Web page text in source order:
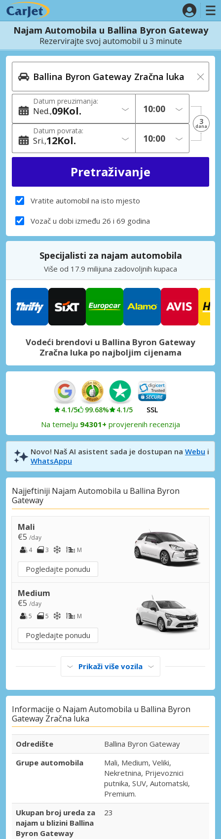
Najam Automobila u Ballina Byron Gateway
Rezervirajte svoj automobil u 3 minute
Datum preuzimanja:
Ned. 09Kol.
Datum povrata:
Sri. 12Kol.
3
dana
Vratite automobil na isto mjesto
Vozač u dobi između 26 i 69 godina
Specijalisti za najam automobila
Više od 17.9 milijuna zadovoljnih kupaca
Vodeći brendovi u Ballina Byron Gateway
Zračna luka po najboljim cijenama
4.1/5 99.68% 4.1/5 SSL
Na temelju 94301+ provjerenih recenzija
Novo! Naš AI asistent sada je dostupan na Webu i
WhatsAppu
Najjeftiniji Najam Automobila u Ballina Byron
Gateway
Mali
€5 /day
4
3 M
Pogledajte ponudu
Medium
€5 /day
5
5 M
Pogledajte ponudu
Prikaži više vozila
Informacije o Najam Automobila u Ballina Byron
Gateway Zračna luka
Odredište
Ballina Byron Gateway
Grupe automobila
Mali, Medium, Veliki,
Nekretnina, Prijevoznici
putnika, SUV, Automatski,
Premium.
Ukupan broj ureda za
najam u blizini Ballina
Byron Gateway
23